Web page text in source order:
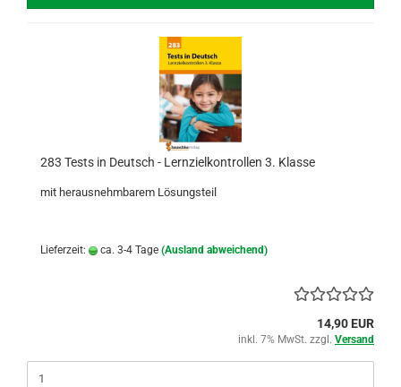
283 Tests in Deutsch - Lernzielkontrollen 3. Klasse
mit herausnehmbarem Lösungsteil
Lieferzeit: ca. 3-4 Tage (Ausland abweichend)
14,90 EUR
inkl. 7% MwSt. zzgl. Versand